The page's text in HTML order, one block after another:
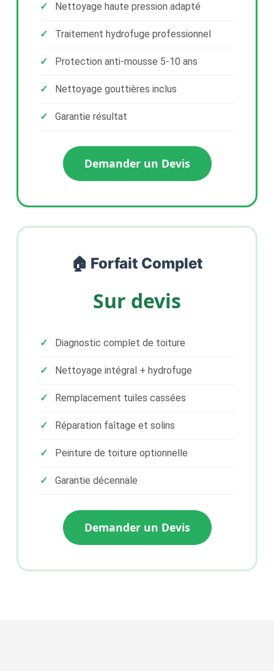
Nettoyage haute pression adapté
Traitement hydrofuge professionnel
Protection anti-mousse 5-10 ans
Nettoyage gouttières inclus
Garantie résultat
Demander un Devis
🏠 Forfait Complet
Sur devis
Diagnostic complet de toiture
Nettoyage intégral + hydrofuge
Remplacement tuiles cassées
Réparation faîtage et solins
Peinture de toiture optionnelle
Garantie décennale
Demander un Devis